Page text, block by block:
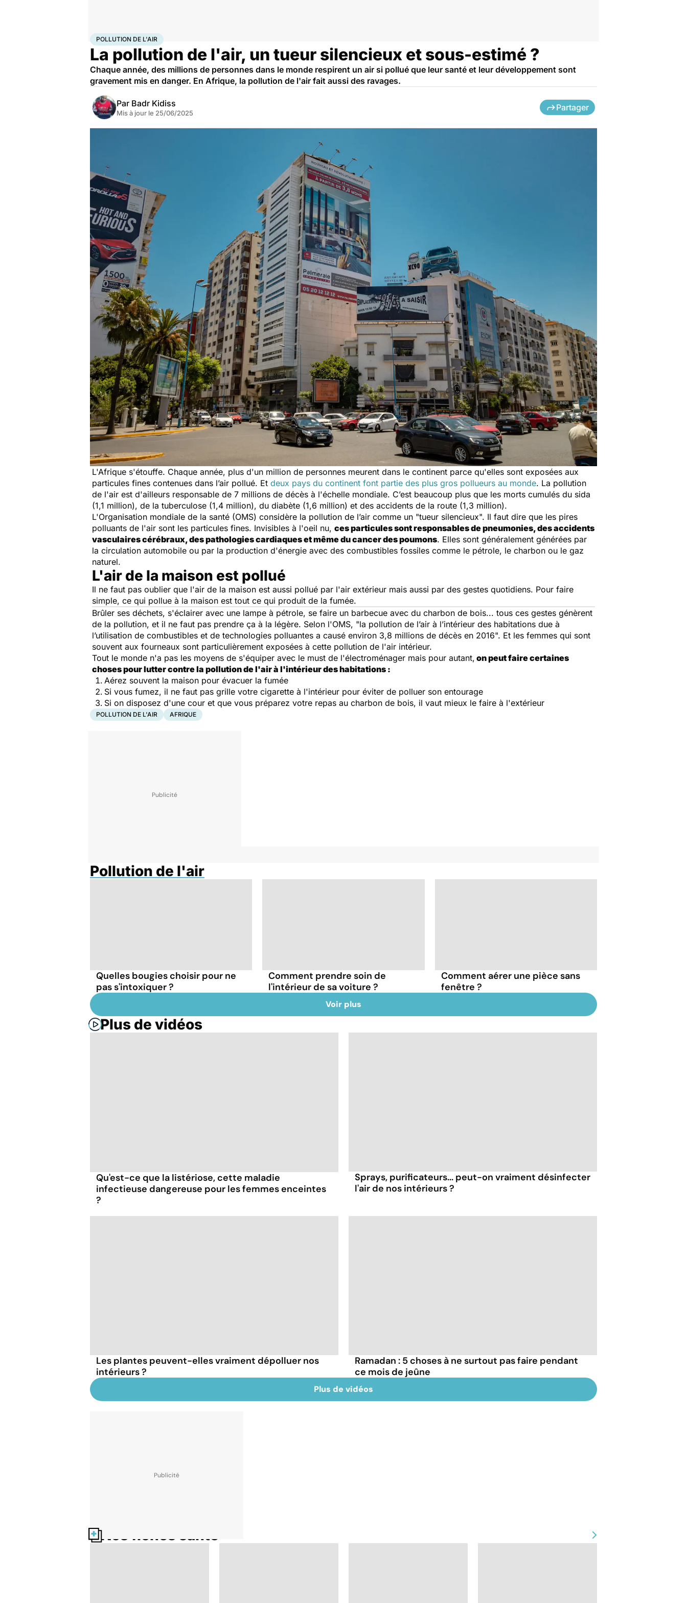
Accueil SantéPollution de l'air
POLLUTION DE L'AIR
La pollution de l'air, un tueur silencieux et sous-estimé ?
Chaque année, des millions de personnes dans le monde respirent un air si pollué que leur santé et leur développement sont
gravement mis en danger. En Afrique, la pollution de l'air fait aussi des ravages.
Par Badr Kidiss
Mis à jour le 25/06/2025
Partager
L'Afrique s'étouffe. Chaque année, plus d'un million de personnes meurent dans le continent parce qu'elles sont exposées aux
particules fines contenues dans l’air pollué. Et deux pays du continent font partie des plus gros pollueurs au monde. La pollution
de l'air est d'ailleurs responsable de 7 millions de décès à l'échelle mondiale. C’est beaucoup plus que les morts cumulés du sida
(1,1 million), de la tuberculose (1,4 million), du diabète (1,6 million) et des accidents de la route (1,3 million).
L'Organisation mondiale de la santé (OMS) considère la pollution de l’air comme un "tueur silencieux". Il faut dire que les pires
polluants de l'air sont les particules fines. Invisibles à l'oeil nu, ces particules sont responsables de pneumonies, des accidents
vasculaires cérébraux, des pathologies cardiaques et même du cancer des poumons. Elles sont généralement générées par
la circulation automobile ou par la production d'énergie avec des combustibles fossiles comme le pétrole, le charbon ou le gaz
naturel.
L'air de la maison est pollué
Il ne faut pas oublier que l'air de la maison est aussi pollué par l'air extérieur mais aussi par des gestes quotidiens. Pour faire
simple, ce qui pollue à la maison est tout ce qui produit de la fumée.
Brûler ses déchets, s'éclairer avec une lampe à pétrole, se faire un barbecue avec du charbon de bois... tous ces gestes génèrent
de la pollution, et il ne faut pas prendre ça à la légère. Selon l'OMS, "la pollution de l’air à l’intérieur des habitations due à
l’utilisation de combustibles et de technologies polluantes a causé environ 3,8 millions de décès en 2016". Et les femmes qui sont
souvent aux fourneaux sont particulièrement exposées à cette pollution de l'air intérieur.
Tout le monde n'a pas les moyens de s'équiper avec le must de l'électroménager mais pour autant, on peut faire certaines
choses pour lutter contre la pollution de l'air à l'intérieur des habitations :
Aérez souvent la maison pour évacuer la fumée
Si vous fumez, il ne faut pas grille votre cigarette à l'intérieur pour éviter de polluer son entourage
Si on disposez d'une cour et que vous préparez votre repas au charbon de bois, il vaut mieux le faire à l'extérieur
POLLUTION DE L'AIR AFRIQUE
Pollution de l'air
Quelles bougies choisir pour ne
pas s'intoxiquer ?
Comment prendre soin de
l'intérieur de sa voiture ?
Comment aérer une pièce sans
fenêtre ?
Voir plus
Plus de vidéos
Qu'est-ce que la listériose, cette maladie
infectieuse dangereuse pour les femmes enceintes
?
Sprays, purificateurs... peut-on vraiment désinfecter
l'air de nos intérieurs ?
Les plantes peuvent-elles vraiment dépolluer nos
intérieurs ?
Ramadan : 5 choses à ne surtout pas faire pendant
ce mois de jeûne
Plus de vidéos
Nos fiches santé